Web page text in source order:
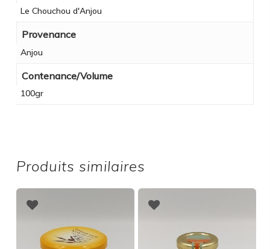
Le Chouchou d'Anjou
Provenance
Anjou
Contenance/Volume
100gr
Produits similaires